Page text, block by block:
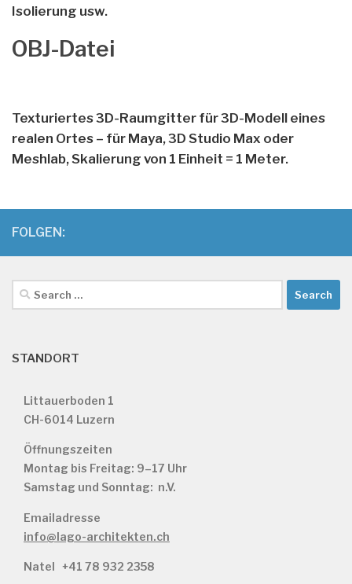
Isolierung usw.
OBJ-Datei
Texturiertes 3D-Raumgitter für 3D-Modell eines
realen Ortes – für Maya, 3D Studio Max oder
Meshlab, Skalierung von 1 Einheit = 1 Meter.
FOLGEN:
Search
for:
STANDORT
Littauerboden 1
CH-6014 Luzern
Öffnungszeiten
Montag bis Freitag: 9–17 Uhr
Samstag und Sonntag: n.V.
Emailadresse
info@lago-architekten.ch
Natel +41 78 932 2358